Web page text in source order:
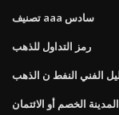
تصنيف aaa سادس
رمز التداول للذهب
الفني النفط ن الذهب
الخصم أو الائتمان